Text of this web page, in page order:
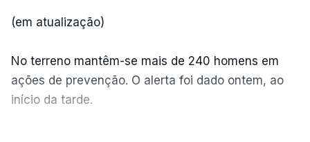
(em atualização)
No terreno mantêm-se mais de 240 homens em
ações de prevenção. O alerta foi dado ontem, ao
início da tarde.